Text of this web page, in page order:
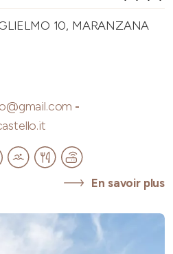
10, MARANZANA
-
En savoir plus